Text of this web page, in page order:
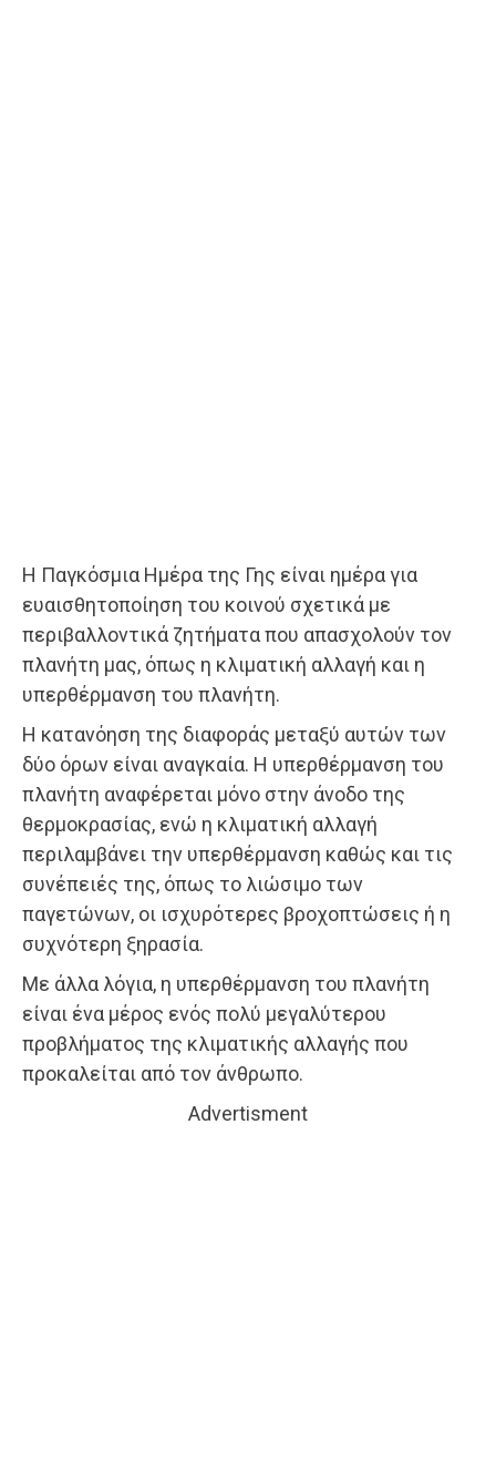
Η Παγκόσμια Ημέρα της Γης είναι ημέρα για
ευαισθητοποίηση του κοινού σχετικά με
περιβαλλοντικά ζητήματα που απασχολούν τον
πλανήτη μας, όπως η κλιματική αλλαγή και η
υπερθέρμανση του πλανήτη.
Η κατανόηση της διαφοράς μεταξύ αυτών των
δύο όρων είναι αναγκαία. Η υπερθέρμανση του
πλανήτη αναφέρεται μόνο στην άνοδο της
θερμοκρασίας, ενώ η κλιματική αλλαγή
περιλαμβάνει την υπερθέρμανση καθώς και τις
συνέπειές της, όπως το λιώσιμο των
παγετώνων, οι ισχυρότερες βροχοπτώσεις ή η
συχνότερη ξηρασία.
Με άλλα λόγια, η υπερθέρμανση του πλανήτη
είναι ένα μέρος ενός πολύ μεγαλύτερου
προβλήματος της κλιματικής αλλαγής που
προκαλείται από τον άνθρωπο.
Advertisment